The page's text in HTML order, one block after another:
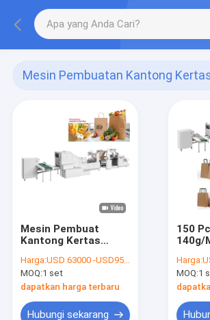
Mesin Pembuatan Kantong
Mesin Pembuat
Kantong Kertas
Sepenuhnya
Otomatis Panjang
430mm
Harga:USD 63000 -USD95000
MOQ:1 set
dapatkan harga terbaru
Hubungi sekarang
150
140g/
Untuk
Harga:
MOQ:1 set / 150